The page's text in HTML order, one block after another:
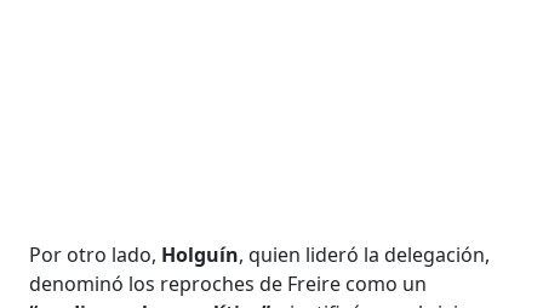
Por otro lado, Holguín, quien lideró la delegación,
denominó los reproches de Freire como un